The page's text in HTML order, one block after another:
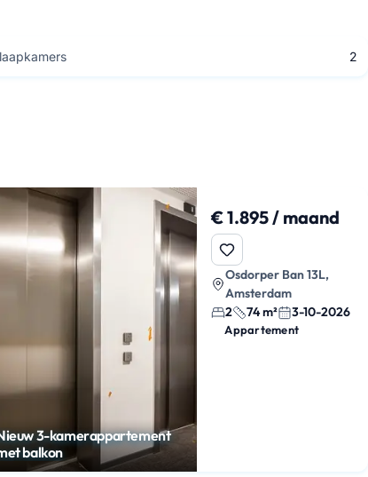
2
3-kamerappartement
balkon
€ 1.895 / maand
Osdorper Ban 13L,
Amsterdam
2
74 m² 3-10-2026
Appartement